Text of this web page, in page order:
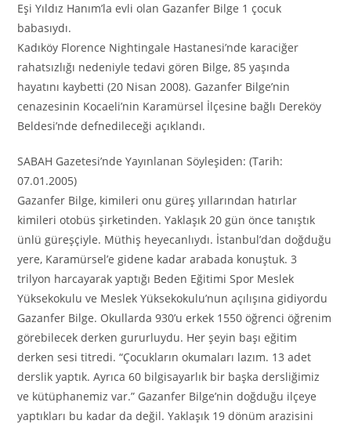
Eşi Yıldız Hanım’la evli olan Gazanfer Bilge 1 çocuk
babasıydı.
Kadıköy Florence Nightingale Hastanesi’nde karaciğer
rahatsızlığı nedeniyle tedavi gören Bilge, 85 yaşında
hayatını kaybetti (20 Nisan 2008). Gazanfer Bilge’nin
cenazesinin Kocaeli’nin Karamürsel İlçesine bağlı Dereköy
Beldesi’nde defnedileceği açıklandı.
SABAH Gazetesi’nde Yayınlanan Söyleşiden: (Tarih:
07.01.2005)
Gazanfer Bilge, kimileri onu güreş yıllarından hatırlar
kimileri otobüs şirketinden. Yaklaşık 20 gün önce tanıştık
ünlü güreşçiyle. Müthiş heyecanlıydı. İstanbul’dan doğduğu
yere, Karamürsel’e gidene kadar arabada konuştuk. 3
trilyon harcayarak yaptığı Beden Eğitimi Spor Meslek
Yüksekokulu ve Meslek Yüksekokulu’nun açılışına gidiyordu
Gazanfer Bilge. Okullarda 930’u erkek 1550 öğrenci öğrenim
görebilecek derken gururluydu. Her şeyin başı eğitim
derken sesi titredi. “Çocukların okumaları lazım. 13 adet
derslik yaptık. Ayrıca 60 bilgisayarlık bir başka dersliğimiz
ve kütüphanemiz var.” Gazanfer Bilge’nin doğduğu ilçeye
yaptıkları bu kadar da değil. Yaklaşık 19 dönüm arazisini